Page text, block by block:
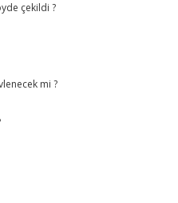
çekildi ?
mi ?